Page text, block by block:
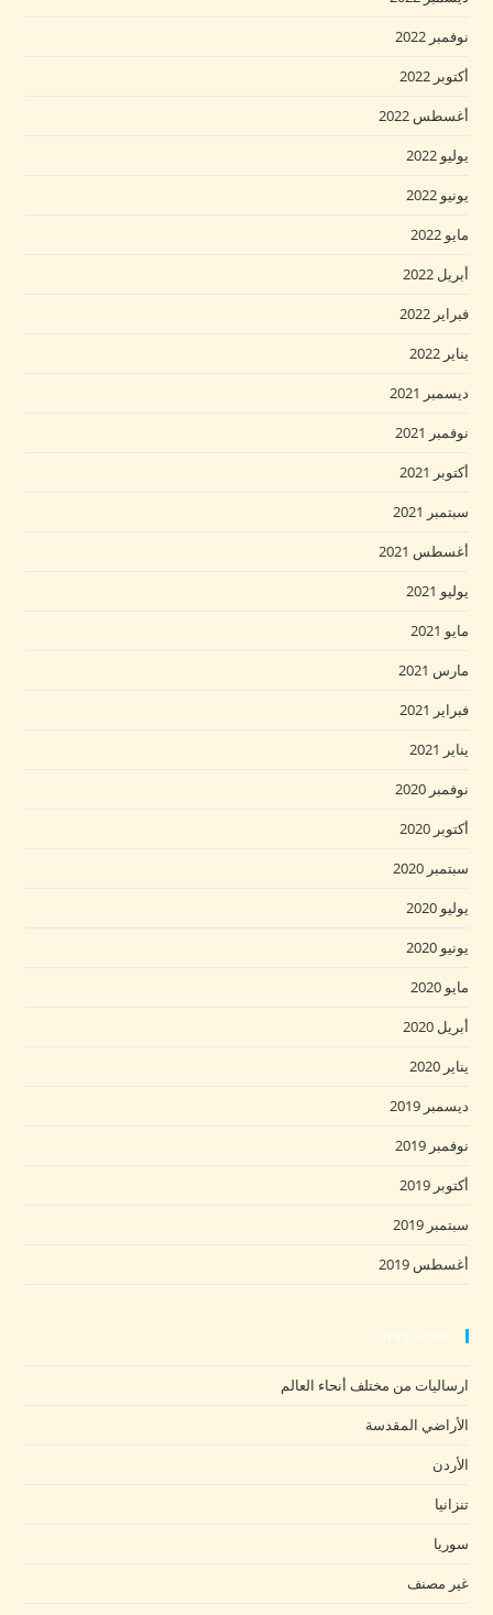
نوفمبر 2022
أكتوبر 2022
أغسطس 2022
يوليو 2022
يونيو 2022
مايو 2022
أبريل 2022
فبراير 2022
يناير 2022
ديسمبر 2021
نوفمبر 2021
أكتوبر 2021
سبتمبر 2021
أغسطس 2021
يوليو 2021
مايو 2021
مارس 2021
فبراير 2021
يناير 2021
نوفمبر 2020
أكتوبر 2020
سبتمبر 2020
يوليو 2020
يونيو 2020
مايو 2020
أبريل 2020
يناير 2020
ديسمبر 2019
نوفمبر 2019
أكتوبر 2019
سبتمبر 2019
أغسطس 2019
Categories
ارساليات من مختلف أنحاء العالم
الأراضي المقدسة
الأردن
تنزانيا
سوريا
غير مصنف